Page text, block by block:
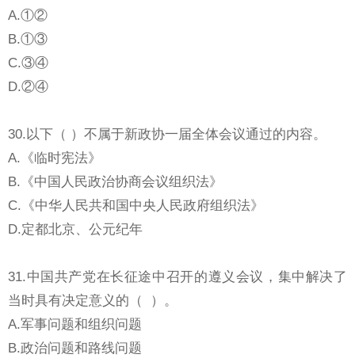
A.①②
B.①③
C.③④
D.②④
30.以下（ ）不属于新政协一届全体会议通过的内容。
A.《临时宪法》
B.《中国人民政治协商会议组织法》
C.《中华人民共和国中央人民政府组织法》
D.定都北京、公元纪年
31.中国共产党在长征途中召开的遵义会议，集中解决了
当时具有决定意义的（ ）。
A.军事问题和组织问题
B.政治问题和路线问题